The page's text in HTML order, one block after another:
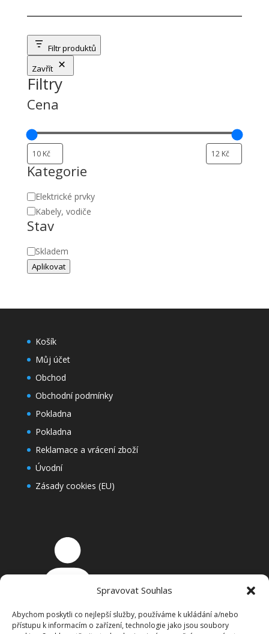
Spravovat Souhlas
Abychom poskytli co nejlepší služby, používáme k ukládání a/nebo
přístupu k informacím o zařízení, technologie jako jsou soubory
Filtr produktů
Zavřít
Filtry
Cena
Kategorie
Kategorie
Elektrické prvky
Kabely, vodiče
Stav
StavSkladem
Aplikovat
Košík
Můj účet
Obchod
Obchodní podmínky
Pokladna
Pokladna
Reklamace a vrácení zboží
Úvodní
Zásady cookies (EU)
Přihlášení
Košík